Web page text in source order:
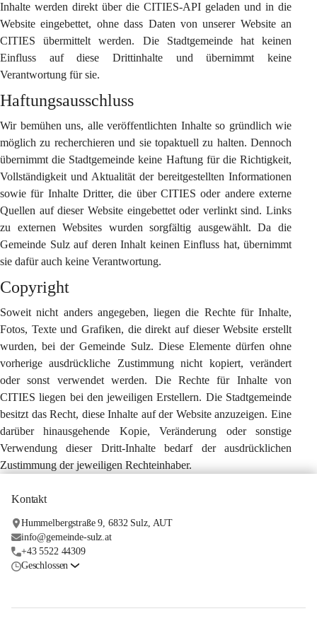
Inhalte werden direkt über die CITIES-API geladen und in die
Website eingebettet, ohne dass Daten von unserer Website an
CITIES übermittelt werden. Die Stadtgemeinde hat keinen
Einfluss auf diese Drittinhalte und übernimmt keine
Verantwortung für sie.
Haftungsausschluss
Wir bemühen uns, alle veröffentlichten Inhalte so gründlich wie
möglich zu recherchieren und sie topaktuell zu halten. Dennoch
übernimmt die Stadtgemeinde keine Haftung für die Richtigkeit,
Vollständigkeit und Aktualität der bereitgestellten Informationen
sowie für Inhalte Dritter, die über CITIES oder andere externe
Quellen auf dieser Website eingebettet oder verlinkt sind. Links
zu externen Websites wurden sorgfältig ausgewählt. Da die
Gemeinde Sulz auf deren Inhalt keinen Einfluss hat, übernimmt
sie dafür auch keine Verantwortung.
Copyright
Soweit nicht anders angegeben, liegen die Rechte für Inhalte,
Fotos, Texte und Grafiken, die direkt auf dieser Website erstellt
wurden, bei der Gemeinde Sulz. Diese Elemente dürfen ohne
vorherige ausdrückliche Zustimmung nicht kopiert, verändert
oder sonst verwendet werden. Die Rechte für Inhalte von
CITIES liegen bei den jeweiligen Erstellern. Die Stadtgemeinde
besitzt das Recht, diese Inhalte auf der Website anzuzeigen. Eine
darüber hinausgehende Kopie, Veränderung oder sonstige
Verwendung dieser Dritt-Inhalte bedarf der ausdrücklichen
Zustimmung der jeweiligen Rechteinhaber.
Kontakt
Hummelbergstraße 9, 6832 Sulz, AUT
info@gemeinde-sulz.at
+43 5522 44309
Geschlossen